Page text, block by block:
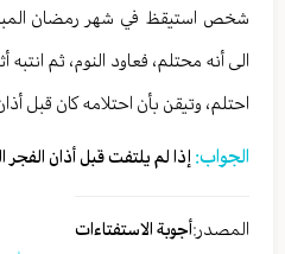
شخص استيقظ في شهر رمضان
الى أنه محتلم، فعاود النوم، ثم انتبه
احتلم، وتيقن بأن احتلامه كان قبل
الجواب: إذا لم يلتفت قبل أذان
المصدر:أجوبة الاستفتاءات